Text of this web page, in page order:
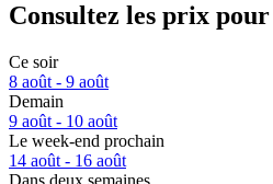
Consultez les prix pour
Ce soir
8 août - 9 août
Demain
9 août - 10 août
Le week-end prochain
14 août - 16 août
Dans deux semaines